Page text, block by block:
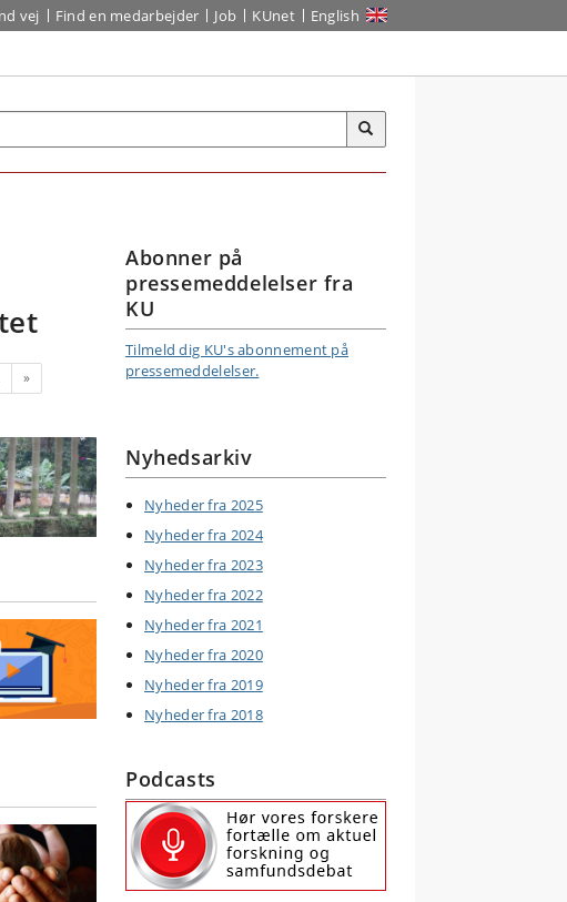
vej Find en medarbejder Job KUnet English
Næste
»
Abonner på
pressemeddelelser fra
KU
Tilmeld dig KU's abonnement på
pressemeddelelser.
Nyhedsarkiv
Nyheder fra 2025
Nyheder fra 2024
Nyheder fra 2023
Nyheder fra 2022
Nyheder fra 2021
Nyheder fra 2020
Nyheder fra 2019
Nyheder fra 2018
Podcasts